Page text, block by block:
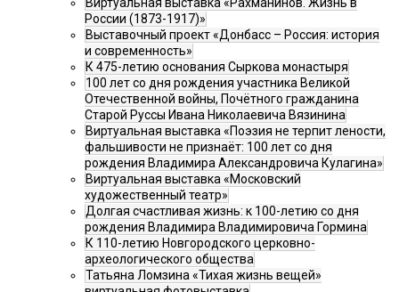
Виртуальная выставка «Рахманинов. Жизнь в
России (1873-1917)»
Выставочный проект «Донбасс – Россия: история
и современность»
К 475-летию основания Сыркова монастыря
100 лет со дня рождения участника Великой
Отечественной войны, Почётного гражданина
Старой Руссы Ивана Николаевича Вязинина
Виртуальная выставка «Поэзия не терпит лености,
фальшивости не признаёт: 100 лет со дня
рождения Владимира Александровича Кулагина»
Виртуальная выставка «Московский
художественный театр»
Долгая счастливая жизнь: к 100-летию со дня
рождения Владимира Владимировича Гормина
К 110-летию Новгородского церковно-
археологического общества
Татьяна Ломзина «Тихая жизнь вещей»